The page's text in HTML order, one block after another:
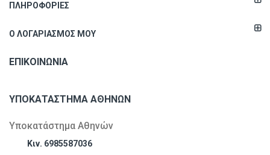
ΠΛΗΡΟΦΟΡΊΕΣ
Ο ΛΟΓΑΡΙΑΣΜΌΣ ΜΟΥ
ΕΠΙΚΟΙΝΩΝΊΑ
ΥΠΟΚΑΤΆΣΤΗΜΑ ΑΘΗΝΏΝ
Υποκατάστημα Αθηνών
Κιν. 6985587036